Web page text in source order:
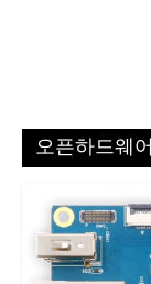
오픈하드웨어